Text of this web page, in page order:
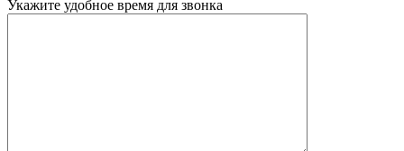
Укажите удобное время для звонка